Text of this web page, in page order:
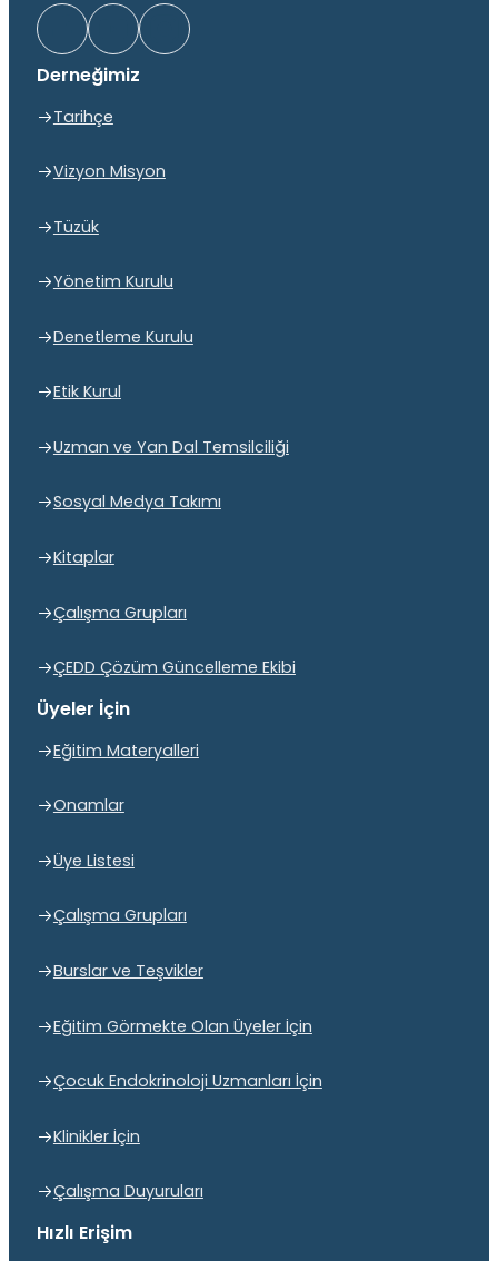
Derneğimiz
Tarihçe
Vizyon Misyon
Tüzük
Yönetim Kurulu
Denetleme Kurulu
Etik Kurul
Uzman ve Yan Dal Temsilciliği
Sosyal Medya Takımı
Kitaplar
Çalışma Grupları
ÇEDD Çözüm Güncelleme Ekibi
Üyeler İçin
Eğitim Materyalleri
Onamlar
Üye Listesi
Çalışma Grupları
Burslar ve Teşvikler
Eğitim Görmekte Olan Üyeler İçin
Çocuk Endokrinoloji Uzmanları İçin
Klinikler İçin
Çalışma Duyuruları
Hızlı Erişim